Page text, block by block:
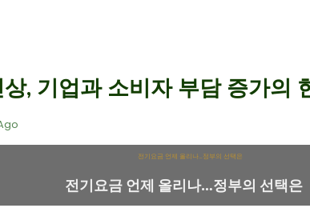
, 기업과 소비자 부담 증가의
전기요금 언제 올리나…정부의 선택은